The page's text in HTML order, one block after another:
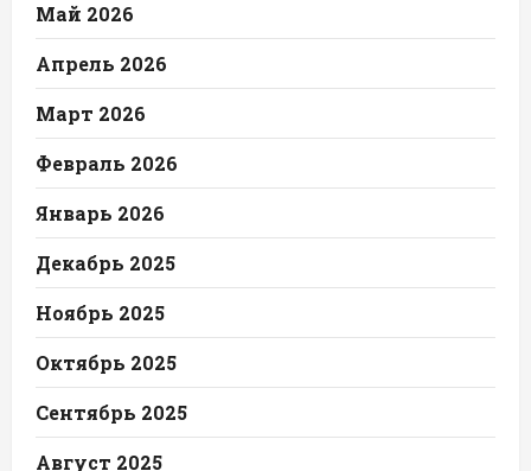
Май 2026
Апрель 2026
Март 2026
Февраль 2026
Январь 2026
Декабрь 2025
Ноябрь 2025
Октябрь 2025
Сентябрь 2025
Август 2025